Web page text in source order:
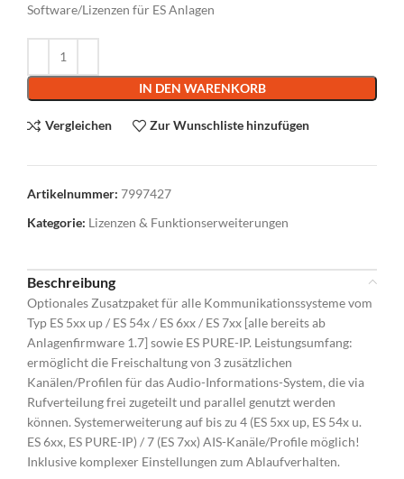
Software/Lizenzen für ES Anlagen
IN DEN WARENKORB
Vergleichen Zur Wunschliste hinzufügen
Artikelnummer: 7997427
Kategorie: Lizenzen & Funktionserweiterungen
Beschreibung
Optionales Zusatzpaket für alle Kommunikationssysteme vom
Typ ES 5xx up / ES 54x / ES 6xx / ES 7xx [alle bereits ab
Anlagenfirmware 1.7] sowie ES PURE-IP. Leistungsumfang:
ermöglicht die Freischaltung von 3 zusätzlichen
Kanälen/Profilen für das Audio-Informations-System, die via
Rufverteilung frei zugeteilt und parallel genutzt werden
können. Systemerweiterung auf bis zu 4 (ES 5xx up, ES 54x u.
ES 6xx, ES PURE-IP) / 7 (ES 7xx) AIS-Kanäle/Profile möglich!
Inklusive komplexer Einstellungen zum Ablaufverhalten.